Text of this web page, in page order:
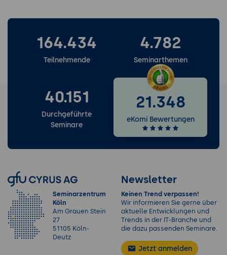
164.434
Teilnehmende
4.782
Seminarthemen
40.151
Durchgeführte
Seminare
21.348
eKomi Bewertungen
Seminarzentrum
Köln
Am Grauen Stein
27
51105 Köln-
Deutz
Newsletter
Keinen Trend verpassen!
Wir informieren Sie gerne über
aktuelle Entwicklungen und
Trends in der IT-Branche und
die dazu passenden Seminare.
Jetzt anmelden